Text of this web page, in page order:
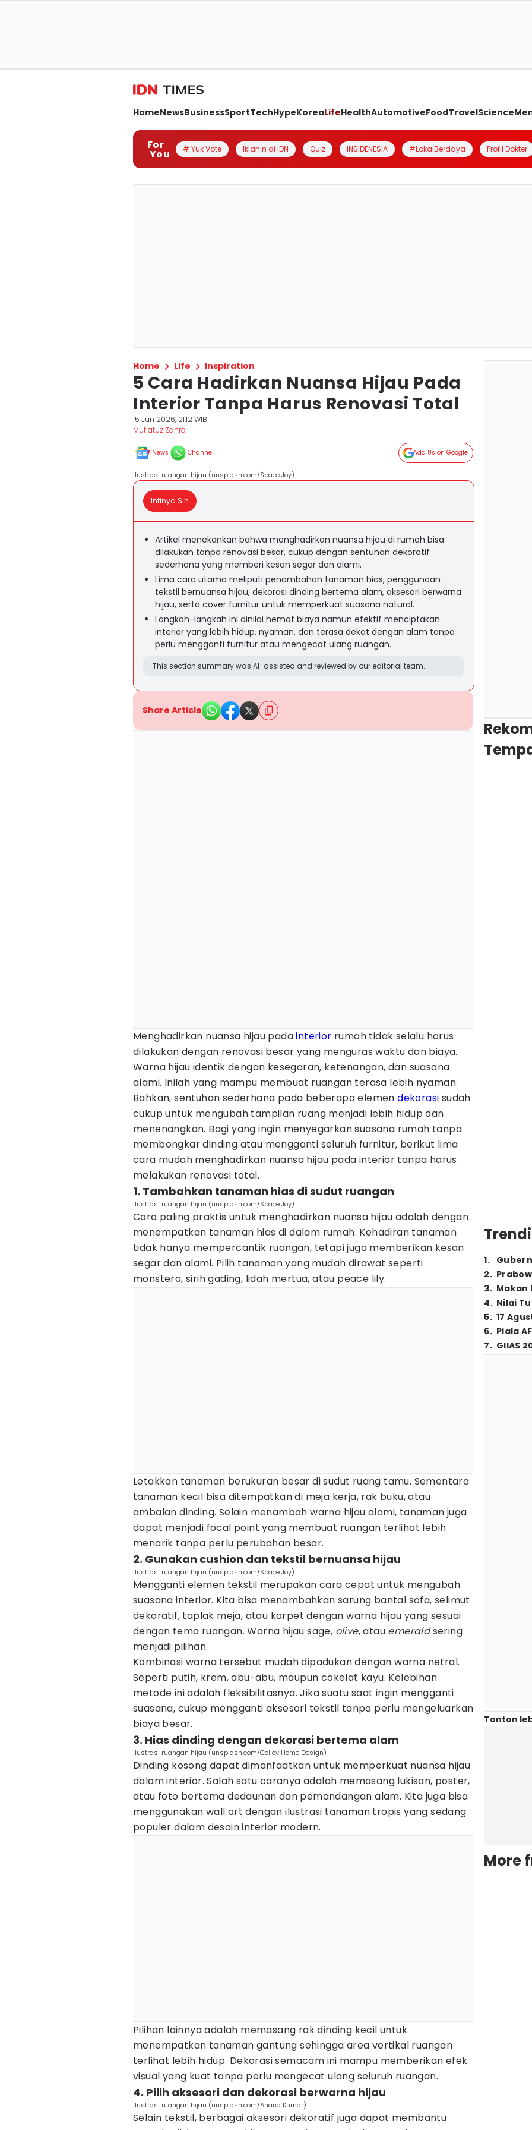
HomeNewsBusinessSportTechHypeKoreaLifeHealthAutomotiveFoodTravelScience
For
You # Yuk Vote Iklanin di IDN Quiz INSIDENESIA #LokalBerdaya Profil Dokter
Home Life Inspiration
5 Cara Hadirkan Nuansa Hijau Pada
Interior Tanpa Harus Renovasi Total
15 Jun 2026, 21:12 WIB
Mutiatuz Zahro
News Channel Add Us on Google
ilustrasi ruangan hijau (unsplash.com/Space Joy)
Intinya Sih
Artikel menekankan bahwa menghadirkan nuansa hijau di rumah bisa
dilakukan tanpa renovasi besar, cukup dengan sentuhan dekoratif
sederhana yang memberi kesan segar dan alami.
Lima cara utama meliputi penambahan tanaman hias, penggunaan
tekstil bernuansa hijau, dekorasi dinding bertema alam, aksesori berwarna
hijau, serta cover furnitur untuk memperkuat suasana natural.
Langkah-langkah ini dinilai hemat biaya namun efektif menciptakan
interior yang lebih hidup, nyaman, dan terasa dekat dengan alam tanpa
perlu mengganti furnitur atau mengecat ulang ruangan.
This section summary was AI-assisted and reviewed by our editorial team.
Share Article
Menghadirkan nuansa hijau padainterior rumah tidak selalu harus
dilakukan dengan renovasi besar yang menguras waktu dan biaya.
Warna hijau identik dengan kesegaran, ketenangan, dan suasana
alami. Inilah yang mampu membuat ruangan terasa lebih nyaman.
Bahkan, sentuhan sederhana pada beberapa elemendekorasi sudah
cukup untuk mengubah tampilan ruang menjadi lebih hidup dan
menenangkan. Bagi yang ingin menyegarkan suasana rumah tanpa
membongkar dinding atau mengganti seluruh furnitur, berikut lima
cara mudah menghadirkan nuansa hijau pada interior tanpa harus
melakukan renovasi total.
1. Tambahkan tanaman hias di sudut ruangan
ilustrasi ruangan hijau (unsplash.com/Space Joy)
Cara paling praktis untuk menghadirkan nuansa hijau adalah dengan
menempatkan tanaman hias di dalam rumah. Kehadiran tanaman
tidak hanya mempercantik ruangan, tetapi juga memberikan kesan
segar dan alami. Pilih tanaman yang mudah dirawat seperti
monstera, sirih gading, lidah mertua, atau peace lily.
Letakkan tanaman berukuran besar di sudut ruang tamu. Sementara
tanaman kecil bisa ditempatkan di meja kerja, rak buku, atau
ambalan dinding. Selain menambah warna hijau alami, tanaman juga
dapat menjadi focal point yang membuat ruangan terlihat lebih
menarik tanpa perlu perubahan besar.
2. Gunakan cushion dan tekstil bernuansa hijau
ilustrasi ruangan hijau (unsplash.com/Space Joy)
Mengganti elemen tekstil merupakan cara cepat untuk mengubah
suasana interior. Kita bisa menambahkan sarung bantal sofa, selimut
dekoratif, taplak meja, atau karpet dengan warna hijau yang sesuai
dengan tema ruangan. Warna hijau sage, olive, atau emeraldsering
menjadi pilihan.
Kombinasi warna tersebut mudah dipadukan dengan warna netral.
Seperti putih, krem, abu-abu, maupun cokelat kayu. Kelebihan
metode ini adalah fleksibilitasnya. Jika suatu saat ingin mengganti
suasana, cukup mengganti aksesori tekstil tanpa perlu mengeluarkan
biaya besar.
3. Hias dinding dengan dekorasi bertema alam
ilustrasi ruangan hijau (unsplash.com/Collov Home Design)
Dinding kosong dapat dimanfaatkan untuk memperkuat nuansa hijau
dalam interior. Salah satu caranya adalah memasang lukisan, poster,
atau foto bertema dedaunan dan pemandangan alam. Kita juga bisa
menggunakan wall art dengan ilustrasi tanaman tropis yang sedang
populer dalam desain interior modern.
Pilihan lainnya adalah memasang rak dinding kecil untuk
menempatkan tanaman gantung sehingga area vertikal ruangan
terlihat lebih hidup. Dekorasi semacam ini mampu memberikan efek
visual yang kuat tanpa perlu mengecat ulang seluruh ruangan.
4. Pilih aksesori dan dekorasi berwarna hijau
ilustrasi ruangan hijau (unsplash.com/Anand Kumar)
Selain tekstil, berbagai aksesori dekoratif juga dapat membantu
1.
2.
3. Makan
4. Nilai
5. 17
6. Piala
7. GIIAS
Tonton
More